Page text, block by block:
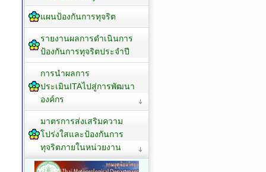
แผนป้องกันการทุจริต
รายงานผลการดำเนินการ
ป้องกันการทุจริตประจำปี
การนำผลการ
ประเมินITAไปสู่การพัฒนา
องค์กร
มาตรการส่งเสริมความ
โปร่งใสและป้องกันการ
ทุจริตภายในหน่วยงาน